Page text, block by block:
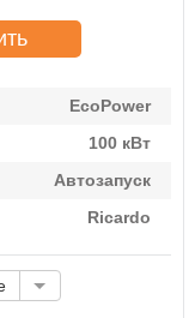
EcoPower
100 кВт
Автозапуск
Ricardo